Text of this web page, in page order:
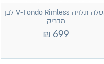
אסלה תלויה V-Tondo Rimless לבן
מבריק
699
₪